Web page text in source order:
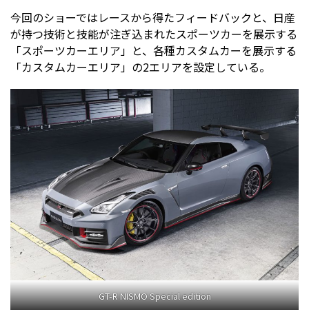
今回のショーではレースから得たフィードバックと、日産
が持つ技術と技能が注ぎ込まれたスポーツカーを展示する
「スポーツカーエリア」と、各種カスタムカーを展示する
「カスタムカーエリア」の2エリアを設定している。
GT-R NISMO Special edition